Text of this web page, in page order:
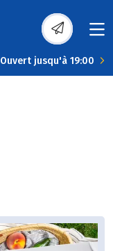
Ouvert jusqu'à 19:00